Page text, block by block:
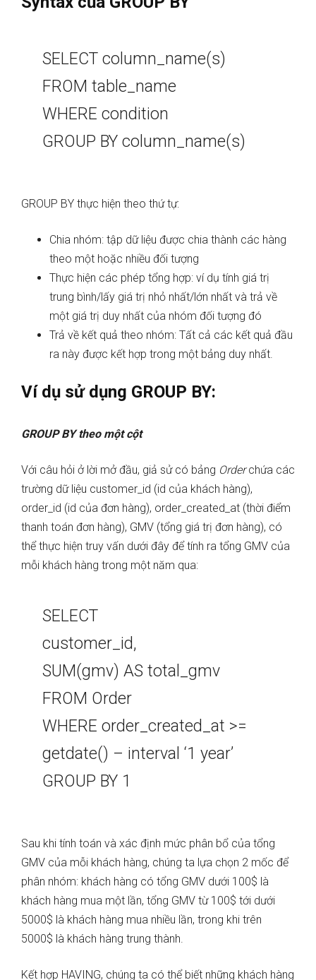
SELECT column_name(s)
FROM table_name
WHERE condition
GROUP BY column_name(s)
GROUP BY thực hiện theo thứ tự:
Chia nhóm: tập dữ liệu được chia thành các hàng
theo một hoặc nhiều đối tượng
Thực hiện các phép tổng hợp: ví dụ tính giá trị
trung bình/lấy giá trị nhỏ nhất/lớn nhất và trả về
một giá trị duy nhất của nhóm đối tượng đó
Trả về kết quả theo nhóm: Tất cả các kết quả đầu
ra này được kết hợp trong một bảng duy nhất.
Ví dụ sử dụng GROUP BY:
GROUP BY theo một cột
Với câu hỏi ở lời mở đầu, giả sử có bảng Orderchứa các
trường dữ liệu customer_id (id của khách hàng),
order_id (id của đơn hàng), order_created_at (thời điểm
thanh toán đơn hàng), GMV (tổng giá trị đơn hàng), có
thể thực hiện truy vấn dưới đây để tính ra tổng GMV của
mỗi khách hàng trong một năm qua:
SELECT
customer_id,
SUM(gmv) AS total_gmv
FROM Order
WHERE order_created_at >=
getdate() – interval ‘1 year’
GROUP BY 1
Sau khi tính toán và xác định mức phân bổ của tổng
GMV của mỗi khách hàng, chúng ta lựa chọn 2 mốc để
phân nhóm: khách hàng có tổng GMV dưới 100$ là
khách hàng mua một lần, tổng GMV từ 100$ tới dưới
5000$ là khách hàng mua nhiều lần, trong khi trên
5000$ là khách hàng trung thành.
Kết hợp HAVING, chúng ta có thể biết những khách hàng